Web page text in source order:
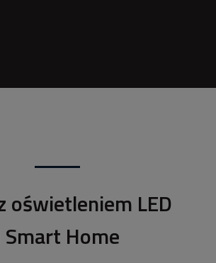
oświetleniem LED
Smart Home